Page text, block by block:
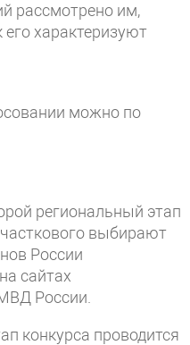
рассмотрено им,
характеризуют
можно по
региональный этап
выбирают
России
сайтах
России.
конкурса проводится